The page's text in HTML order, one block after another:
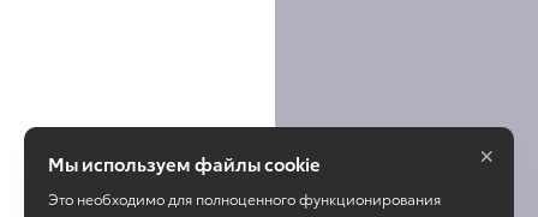
Мы используем файлы cookie
Это необходимо для полноценного функционирования
×